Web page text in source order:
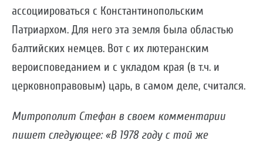
ассоциироваться с Константинопольским
Патриархом. Для него эта земля была областью
балтийских немцев. Вот с их лютеранским
вероисповеданием и с укладом края (в т.ч. и
церковноправовым) царь, в самом деле, считался.
Митрополит Стефан в своем комментарии
пишет следующее: «В 1978 году с той же